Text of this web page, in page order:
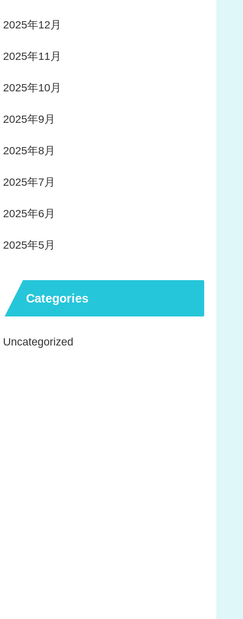
2025年12月
2025年11月
2025年10月
2025年9月
2025年8月
2025年7月
2025年6月
2025年5月
Categories
Uncategorized